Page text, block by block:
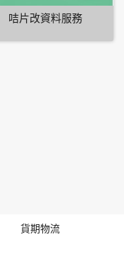
咭片改資料服務
貨期物流